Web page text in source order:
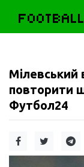
FOOTBALL
Мілевський
повторити
Футбол24